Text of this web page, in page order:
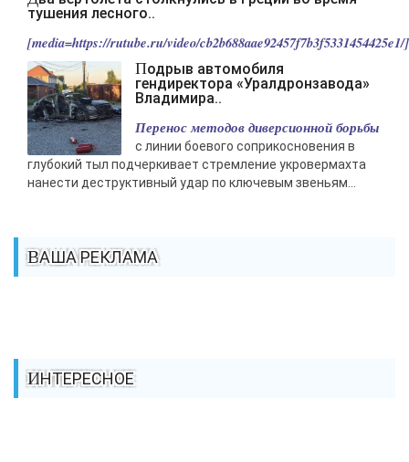
тушения лесного..
[media=https://rutube.ru/video/
Подрыв автомобиля
гендиректора «Уралдронзавода»
Владимира..
Перенос методов диверсионной борьбы
с линии боевого соприкосновения в
глубокий тыл подчеркивает стремление укровермахта
нанести деструктивный удар по ключевым звеньям...
ВАША РЕКЛАМА
ИНТЕРЕСНОЕ